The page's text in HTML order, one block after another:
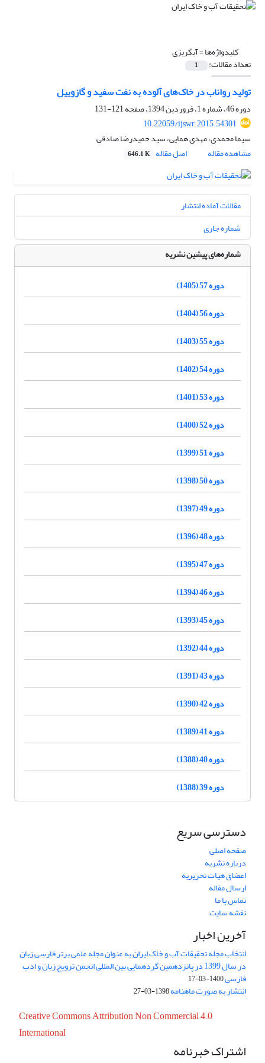
کلیدواژه‌ها =آب‏گریزی
تعداد مقالات: 1
تولید رواناب در خاک‌های آلوده به نفت سفید و گازوییل
دوره 46، شماره 1، فروردین 1394، صفحه
121-131
10.22059/ijswr.2015.54301
سیما محمدی، مهدی همایی، سید حمیدرضا صادقی
مشاهده مقاله
اصل مقاله 646.1 K
مقالات آماده انتشار
شماره جاری
شماره‌های پیشین نشریه
دوره 57 (1405)
دوره 56 (1404)
دوره 55 (1403)
دوره 54 (1402)
دوره 53 (1401)
دوره 52 (1400)
دوره 51 (1399)
دوره 50 (1398)
دوره 49 (1397)
دوره 48 (1396)
دوره 47 (1395)
دوره 46 (1394)
دوره 45 (1393)
دوره 44 (1392)
دوره 43 (1391)
دوره 42 (1390)
دوره 41 (1389)
دوره 40 (1388)
دوره 39 (1388)
دسترسی سریع
صفحه اصلی
درباره نشریه
اعضای هیات تحریریه
ارسال مقاله
تماس با ما
نقشه سایت
آخرین اخبار
انتخاب مجله تحقیقات آب و خاک ایران به عنوان مجله علمی برتر فارسی زبان
در سال 1399 در پانزدهمین گردهمایی بین المللی انجمن ترویج زبان و ادب
فارسی1400-03-17
انتشار به صورت ماهنامه1398-03-27
Creative Commons Attribution Non Commercial 4.0
International
اشتراک خبرنامه